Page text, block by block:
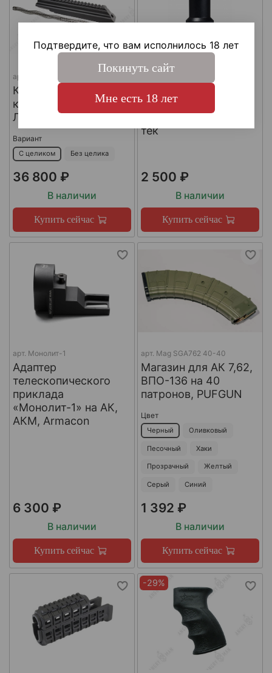
арт.
Крышка ствольной
коробки "Пилигрим",
Легальный Арсенал
Вариант
С целиком Без целика
36 800 ₽
В наличии
Купить сейчас
холостой стрельбы
для АК-74, Дельта-
тек
2 500 ₽
В наличии
Купить сейчас
арт. Монолит-1
Адаптер
телескопического
приклада
«Монолит-1» на АК,
АКМ, Armacon
6 300 ₽
В наличии
Купить сейчас
арт. Mag SGA762 40-40
Магазин для АК 7,62,
ВПО-136 на 40
патронов, PUFGUN
Цвет
Черный Оливковый
Песочный Хаки
Прозрачный Желтый
Серый Синий
1 392 ₽
В наличии
Купить сейчас
-29%
Подтвердите, что вам исполнилось 18 лет
Покинуть сайт
Мне есть 18 лет